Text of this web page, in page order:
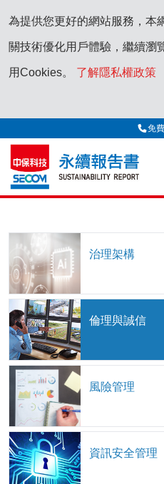
為提供您更好的網站服務，本
關技術優化用戶體驗，繼續瀏
用Cookies。 了解隱私權政策
免
治理架構
倫理與誠信
風險管理
資訊安全管理